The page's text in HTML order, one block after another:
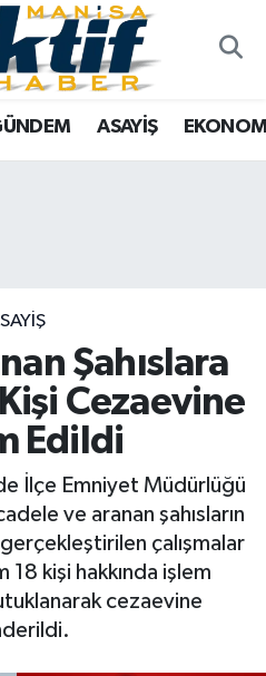
ASAYİŞ
Şahıslara
Cezaevine
Edildi
İlçe Emniyet Müdürlüğü
ve aranan şahısların
çalışmalar
18 kişi hakkında işlem
cezaevine
ve Fikstür